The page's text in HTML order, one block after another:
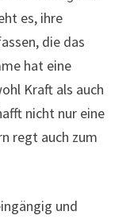
es, ihre
die das
hat eine
Kraft als auch
nicht nur eine
regt auch zum
und